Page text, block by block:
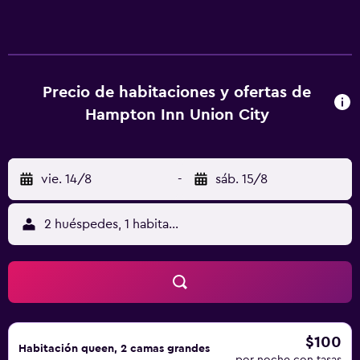
Precio de habitaciones y ofertas de
Hampton Inn Union City
vie. 14/8 - sáb. 15/8
2 huéspedes, 1 habitación
Habitación queen, 2 camas grandes $100